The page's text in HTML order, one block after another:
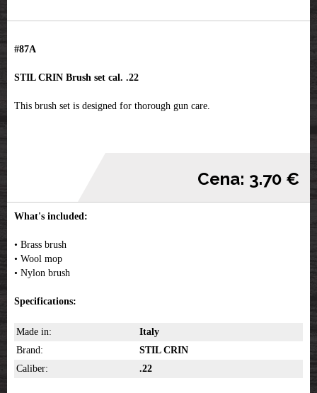
#87A
STIL CRIN Brush set cal. .22
This brush set is designed for thorough gun care.
Cena: 3.70 €
What's included:
• Brass brush
• Wool mop
• Nylon brush
Specifications:
Made in:
Italy
Brand:
STIL CRIN
Caliber:
.22